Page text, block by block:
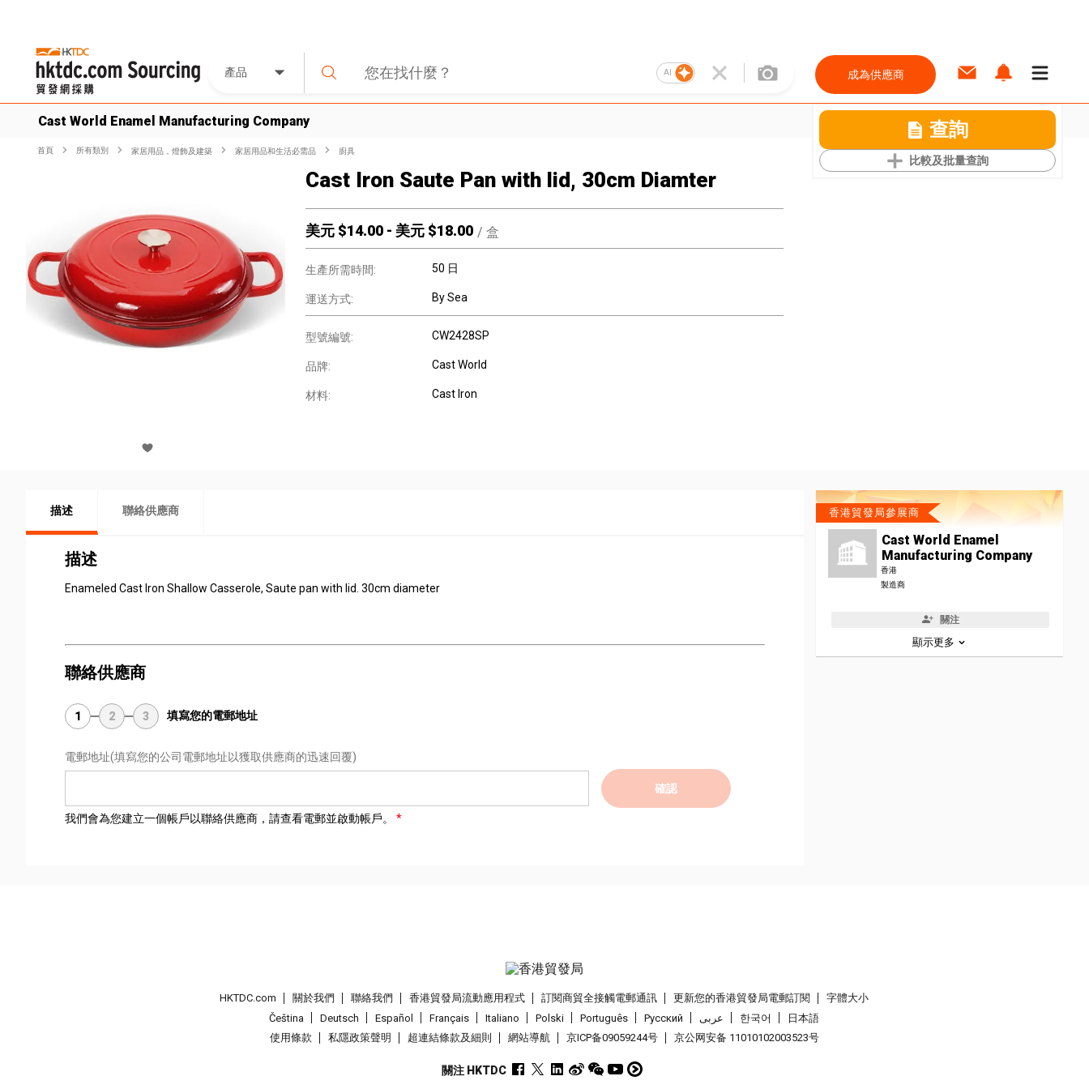
產品 AI 成為供應商
Cast World Enamel Manufacturing Company 查詢
比較及批量查詢
首頁 所有類別 家居用品，燈飾及建築 家居用品和生活必需品 廚具
Cast Iron Saute Pan with lid, 30cm Diamter
美元 $14.00 - 美元 $18.00 / 盒
生產所需時間: 50 日
運送方式: By Sea
型號編號: CW2428SP
品牌: Cast World
材料: Cast Iron
描述 聯絡供應商
描述
Enameled Cast Iron Shallow Casserole, Saute pan with lid. 30cm diameter
聯絡供應商
1 2 3 填寫您的電郵地址
電郵地址(填寫您的公司電郵地址以獲取供應商的迅速回覆)
確認
我們會為您建立一個帳戶以聯絡供應商，請查看電郵並啟動帳戶。
香港貿發局參展商
Cast World Enamel
Manufacturing Company
香港
製造商
關注
顯示更多
HKTDC.com 關於我們 聯絡我們 香港貿發局流動應用程式 訂閱商貿全接觸電郵通訊 更新您的香港貿發局電郵訂閱
字體大小
Čeština
Deutsch Español Français Italiano Polski Português Pусский عربى 한국어
日本語
使用條款
私隱政策聲明 超連結條款及細則 網站導航 京ICP备09059244号 京公网安备 11010102003523号
關注 HKTDC